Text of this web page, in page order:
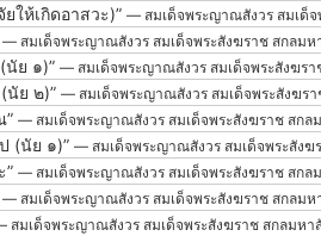
ให้เกิดอาสวะ)” — สมเด็จพระญาณสังวร สมเด็
— สมเด็จพระญาณสังวร สมเด็จพระสังฆราช สกลม
นัย ๑)” — สมเด็จพระญาณสังวร สมเด็จพระสังฆร
นัย ๒)” — สมเด็จพระญาณสังวร สมเด็จพระสังฆร
” — สมเด็จพระญาณสังวร สมเด็จพระสังฆราช สก
(นัย ๑)” — สมเด็จพระญาณสังวร สมเด็จพระสัง
” — สมเด็จพระญาณสังวร สมเด็จพระสังฆราช สก
— สมเด็จพระญาณสังวร สมเด็จพระสังฆราช สกลม
สมเด็จพระญาณสังวร สมเด็จพระสังฆราช สกลมห